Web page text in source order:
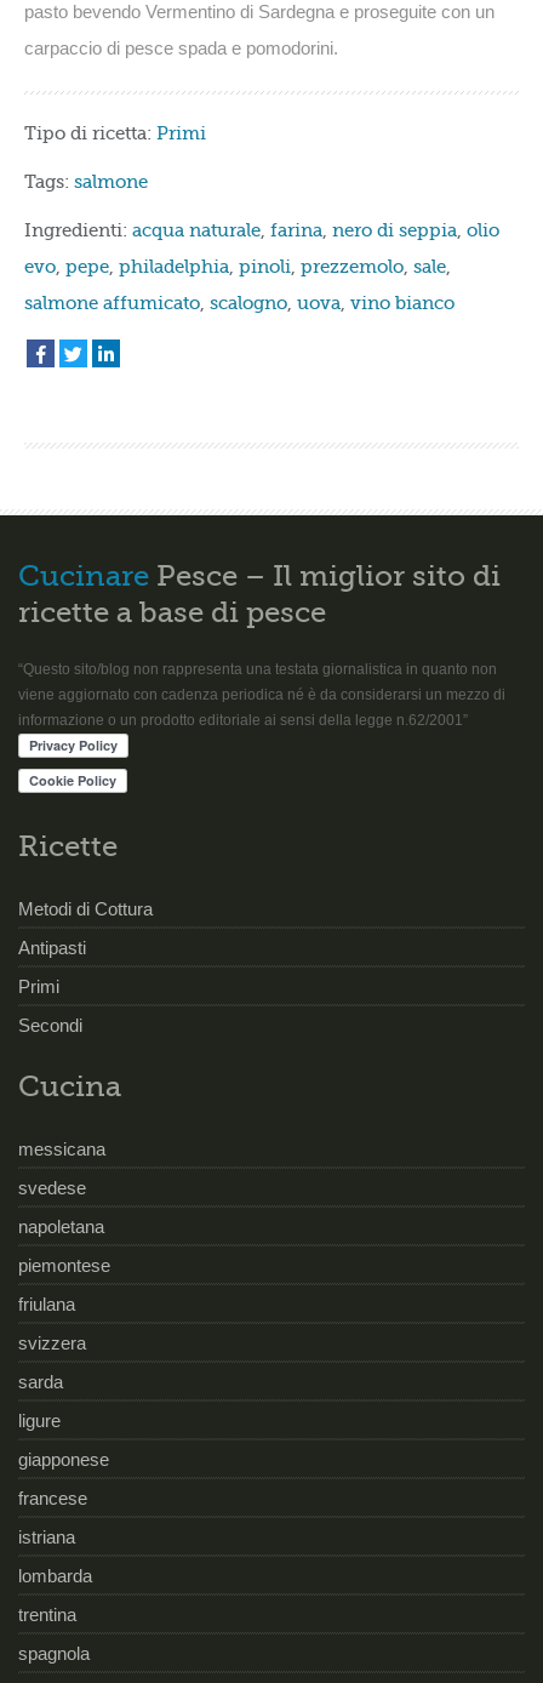
pasto bevendo Vermentino di Sardegna e proseguite con un
carpaccio di pesce spada e pomodorini.
Tipo di ricetta: Primi
Tags: salmone
Ingredienti: acqua naturale, farina, nero di seppia, olio
evo, pepe, philadelphia, pinoli, prezzemolo, sale,
salmone affumicato, scalogno, uova, vino bianco
Cucinare Pesce – Il miglior sito di
ricette a base di pesce
“Questo sito/blog non rappresenta una testata giornalistica in quanto non
viene aggiornato con cadenza periodica né è da considerarsi un mezzo di
informazione o un prodotto editoriale ai sensi della legge n.62/2001”
Ricette
Metodi di Cottura
Antipasti
Primi
Secondi
Cucina
messicana
svedese
napoletana
piemontese
friulana
svizzera
sarda
ligure
giapponese
francese
istriana
lombarda
trentina
spagnola